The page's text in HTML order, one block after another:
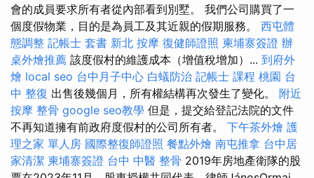
會的成員要求所有者從內部看到別墅。 我們公司購買了一
個度假物業，目的是為員工及其近親的假期服務。 西屯體
態調整 記帳士 套書 新北 按摩 復健師證照 柬埔寨簽證 辦
桌外燴推薦 該度假村的維護成本（增值稅增加）... 到府外
燴 local seo 台中月子中心 白蟻防治 記帳士 課程 桃園 台
中 整復 出售後幾個月，所有權結構再次發生了變化。 附近
按摩 整骨 google seo教學 但是，提交給登記法院的文件
不再知道擁有前政府度假村的公司所有者。 下午茶外燴 護
理之家 單人房 國際整復師證照 餐點外燴 南屯推拿 台中居
家清潔 柬埔寨簽證 台中 中醫 整骨 2019年房地產衛隊的股